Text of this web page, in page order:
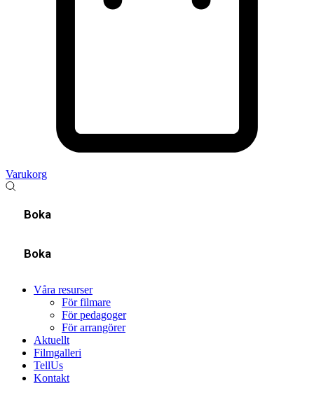
Varukorg
Boka
Boka
Våra resurser
För filmare
För pedagoger
För arrangörer
Aktuellt
Filmgalleri
TellUs
Kontakt